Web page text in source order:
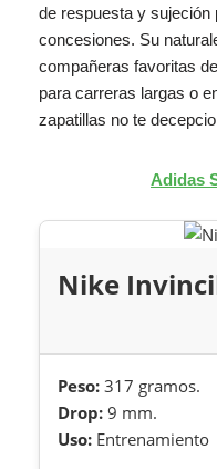
de respuesta y sujeción
concesiones. Su
compañeras favoritas
para carreras largas o
zapatillas no te
Adidas
Nike
Peso: 317 gramos.
Drop: 9 mm.
Uso: Entrenamiento